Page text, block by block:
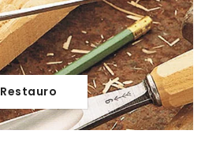
Restauro